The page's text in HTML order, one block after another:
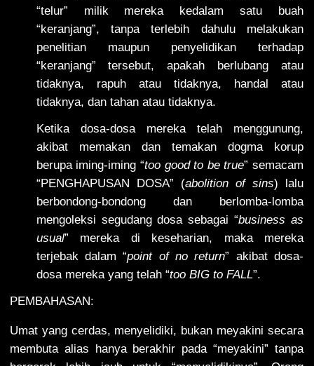
“telur” milik mereka kedalam satu buah
“keranjang”, tanpa terlebih dahulu melakukan
penelitian maupun penyelidikan terhadap
“keranjang” tersebut, apakah berlubang atau
tidaknya, rapuh atau tidaknya, handal atau
tidaknya, dan tahan atau tidaknya.
Ketika dosa-dosa mereka telah menggunung,
akibat memakan dan temakan dogma korup
berupa iming-iming “too good to be true” semacam
“PENGHAPUSAN DOSA” (abolition of sins) lalu
berbondong-bondong dan berlomba-lomba
mengoleksi segudang dosa sebagai “business as
usual” mereka di keseharian, maka mereka
terjebak dalam “point of no return” akibat dosa-
dosa mereka yang telah “too BIG to FALL”.
PEMBAHASAN:
Umat yang cerdas, menyelidiki, bukan meyakini secara
membuta alias hanya berakhir pada “meyakini” tanpa